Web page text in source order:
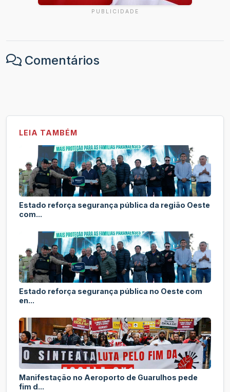
PUBLICIDADE
Comentários
LEIA TAMBÉM
Estado reforça segurança pública da região Oeste
com...
Estado reforça segurança pública no Oeste com
en...
Manifestação no Aeroporto de Guarulhos pede
fim d...